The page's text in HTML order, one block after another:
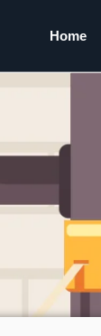
Home